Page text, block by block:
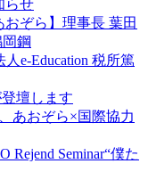
らせ
おぞら】理事長 葉田
鋼
e-Education 税所篤
壇します
あおぞら×国際協力
Rejend Seminar“僕た